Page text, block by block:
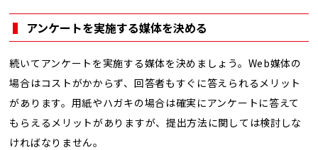
アンケートを実施する媒体を決める
続いてアンケートを実施する媒体を決めましょう。Web媒体の
場合はコストがかからず、回答者もすぐに答えられるメリット
があります。用紙やハガキの場合は確実にアンケートに答えて
もらえるメリットがありますが、提出方法に関しては検討しな
ければなりません。